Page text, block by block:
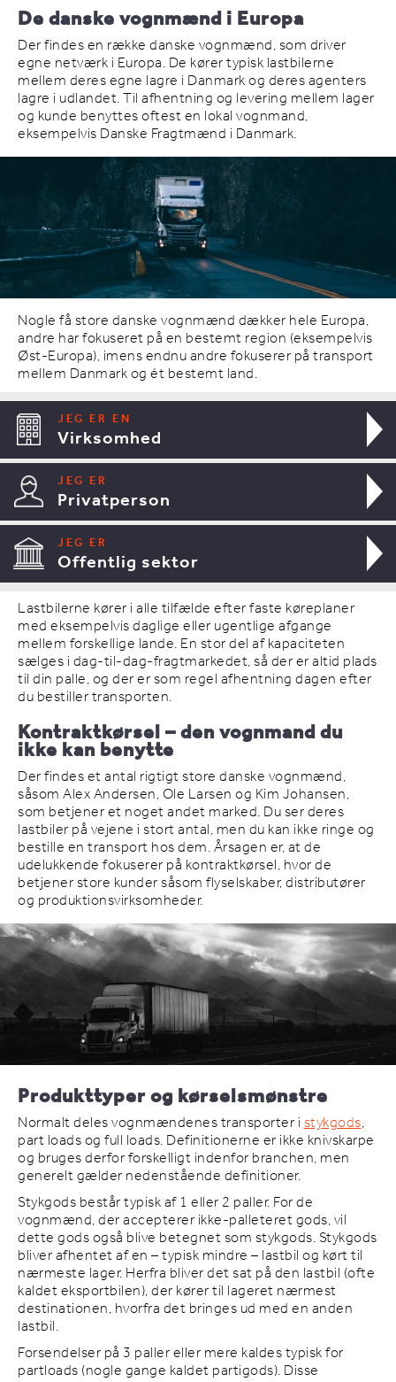
De danske vognmænd i Europa
Der findes en række danske vognmænd, som driver
egne netværk i Europa. De kører typisk lastbilerne
mellem deres egne lagre i Danmark og deres agenters
lagre i udlandet. Til afhentning og levering mellem lager
og kunde benyttes oftest en lokal vognmand,
eksempelvis Danske Fragtmænd i Danmark.
Nogle få store danske vognmænd dækker hele Europa,
andre har fokuseret på en bestemt region (eksempelvis
Øst-Europa), imens endnu andre fokuserer på transport
mellem Danmark og ét bestemt land.
JEG ER EN
Virksomhed
JEG ER
Privatperson
JEG ER
Offentlig sektor
Lastbilerne kører i alle tilfælde efter faste køreplaner
med eksempelvis daglige eller ugentlige afgange
mellem forskellige lande. En stor del af kapaciteten
sælges i dag-til-dag-fragtmarkedet, så der er altid plads
til din palle, og der er som regel afhentning dagen efter
du bestiller transporten.
Kontraktkørsel – den vognmand du
ikke kan benytte
Der findes et antal rigtigt store danske vognmænd,
såsom Alex Andersen, Ole Larsen og Kim Johansen,
som betjener et noget andet marked. Du ser deres
lastbiler på vejene i stort antal, men du kan ikke ringe og
bestille en transport hos dem. Årsagen er, at de
udelukkende fokuserer på kontraktkørsel, hvor de
betjener store kunder såsom flyselskaber, distributører
og produktionsvirksomheder.
Produkttyper og kørselsmønstre
Normalt deles vognmændenes transporter istykgods,
part loads og full loads. Definitionerne er ikke knivskarpe
og bruges derfor forskelligt indenfor branchen, men
generelt gælder nedenstående definitioner.
Stykgods består typisk af 1 eller 2 paller. For de
vognmænd, der accepterer ikke-palleteret gods, vil
dette gods også blive betegnet som stykgods. Stykgods
bliver afhentet af en – typisk mindre – lastbil og kørt til
nærmeste lager. Herfra bliver det sat på den lastbil (ofte
kaldet eksportbilen), der kører til lageret nærmest
destinationen, hvorfra det bringes ud med en anden
lastbil.
Forsendelser på 3 paller eller mere kaldes typisk for
partloads (nogle gange kaldet partigods). Disse